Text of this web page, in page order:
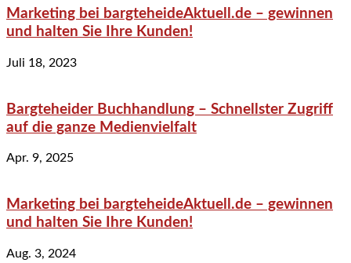
Marketing bei bargteheideAktuell.de – gewinnen
und halten Sie Ihre Kunden!
Juli 18, 2023
Bargteheider Buchhandlung – Schnellster Zugriff
auf die ganze Medienvielfalt
Apr. 9, 2025
Marketing bei bargteheideAktuell.de – gewinnen
und halten Sie Ihre Kunden!
Aug. 3, 2024